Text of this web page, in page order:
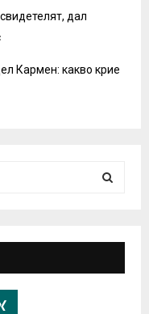
дал
Кармен: какво крие
E
A